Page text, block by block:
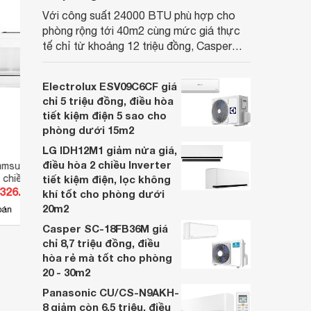
Inverter
gas R-32
đ
Điều hòa Samsung Inverter
9000 BTU 1 chiều
AR10CYECAWKNSV gas R-32
Giá từ 6.500.000 đ
Với công suất 24000 BTU phù hợp cho
phòng rộng tới 40m2 cùng mức giá thực
tế chỉ từ khoảng 12 triệu đồng, Casper
mẫu điều hòa phổ thông thu hút nhiều sự
quan tâm của người tiêu dùng Việt.
Electrolux ESV09C6CF giá
chỉ 5 triệu đồng, điều hòa
tiết kiệm điện 5 sao cho
phòng dưới 15m2
LG IDH12M1 giảm nửa giá,
điều hòa 2 chiều Inverter
tiết kiệm điện, lọc không
khí tốt cho phòng dưới
20m2
Casper SC-18FB36M giá
chỉ 8,7 triệu đồng, điều
hòa rẻ mà tốt cho phòng
20 - 30m2
Panasonic CU/CS-N9AKH-
8 giảm còn 6,5 triệu, điều